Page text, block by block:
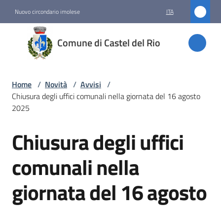
Nuovo circondario imolese ITA
Comune di Castel del Rio
Comune
di
Castel
Novità
Servizi
Home / Novità / Avvisi /
Chiusura degli uffici comunali nella giornata del 16 agosto
2025
Salta al contenuto
Chiusura degli uffici
comunali nella
giornata del 16 agosto